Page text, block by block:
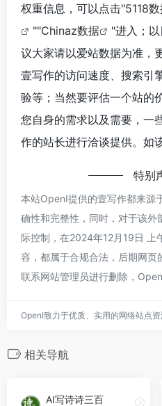
权重信息，可以点击"5118
""Chinaz数据
"进入；
议大家请以爱站数据为准，
壹写作的访问速度、搜索引
验等；当然要评估一个站的
您自身的需求以及需要，一
作的站长进行洽谈提供。如
特别
本站OpenI提供的壹写作都来源
确性和完整性，同时，对于该
际控制，在2024年12月19日 上
容，都属于合规合法，后期网页
联系网站管理员进行删除，
OpenI致力于优质、实用的网络站点资
相关导航
AI写诗诗三百